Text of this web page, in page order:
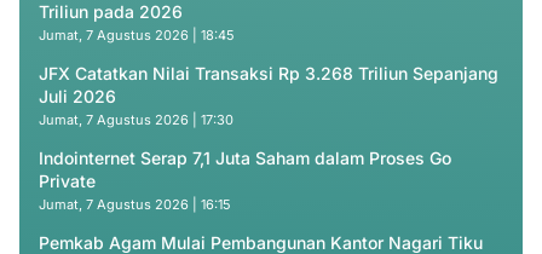
Triliun pada 2026
Jumat, 7 Agustus 2026 | 18:45
JFX Catatkan Nilai Transaksi Rp 3.268 Triliun Sepanjang
Juli 2026
Jumat, 7 Agustus 2026 | 17:30
Indointernet Serap 7,1 Juta Saham dalam Proses Go
Private
Jumat, 7 Agustus 2026 | 16:15
Pemkab Agam Mulai Pembangunan Kantor Nagari Tiku